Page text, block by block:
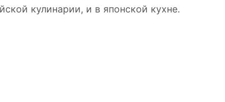
кулинарии, и в японской кухне.